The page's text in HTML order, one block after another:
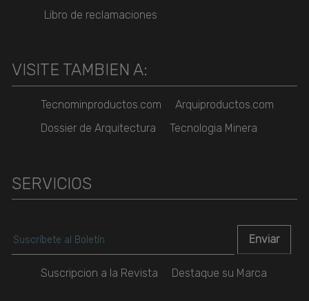
Libro de reclamaciones
VISITE TAMBIEN A:
Tecnominproductos.com
Arquiproductos.com
Dossier de Arquitectura
Tecnologia Minera
SERVICIOS
Suscripcion a la Revista Destaque su Marca